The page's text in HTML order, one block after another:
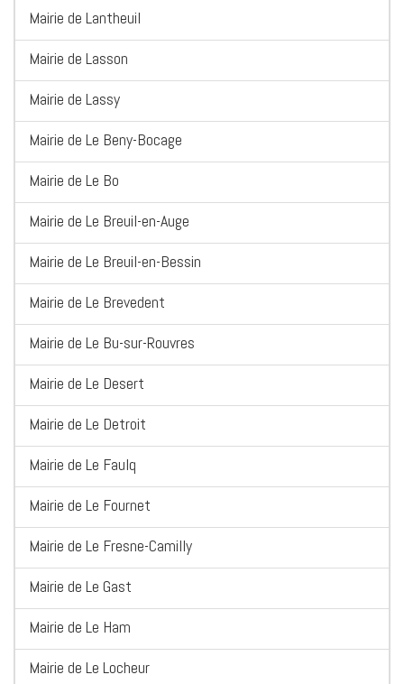
Mairie de Lantheuil
Mairie de Lasson
Mairie de Lassy
Mairie de Le Beny-Bocage
Mairie de Le Bo
Mairie de Le Breuil-en-Auge
Mairie de Le Breuil-en-Bessin
Mairie de Le Brevedent
Mairie de Le Bu-sur-Rouvres
Mairie de Le Desert
Mairie de Le Detroit
Mairie de Le Faulq
Mairie de Le Fournet
Mairie de Le Fresne-Camilly
Mairie de Le Gast
Mairie de Le Ham
Mairie de Le Locheur